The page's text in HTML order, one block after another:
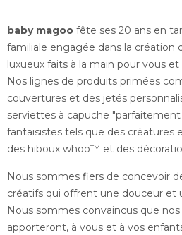
baby magoo fête ses 20 ans en
familiale engagée dans la création
luxueux faits à la main pour vous
Nos lignes de produits primées
couvertures et des jetés
serviettes à capuche "parfaitement
fantaisistes tels que des
des hiboux whoo™ et des
Nous sommes fiers de concevoir
créatifs qui offrent une douceur et
Nous sommes convaincus que
apporteront, à vous et à vos